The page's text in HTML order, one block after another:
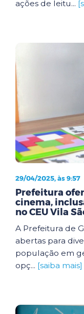
ações de leitu...
29/04/2025, às 9:57
Prefeitura
cinema,
no CEU Vila
A Prefeitura de
abertas para
população em
opç... [saiba mais]